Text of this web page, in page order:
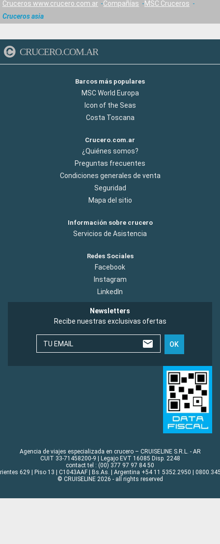
Cruceros www.crucero.com.ar Compañías
MSC Cruceros
Cruceros asia
CRUCERO.COM.AR
Barcos más populares
MSC World Europa
Icon of the Seas
Costa Toscana
Crucero.com.ar
¿Quiénes somos?
Preguntas frecuentes
Condiciones generales de venta
Seguridad
Mapa del sitio
Información sobre crucero
Servicios de Asistencia
Redes Sociales
Facebook
Instagram
LinkedIn
Newsletters
Recibe nuestras exclusivas ofertas
TU EMAIL OK
Agencia de viajes especializada en crucero – CRUISELINE S.R.L. - AR
CUIT 33-71458200-9 | Legajo EVT 16085 Disp. 2248
contact tel : (00) 377 97 97 84 50
629 | Piso 13 | C1043AAF | Bs.As. | Argentina +54 11 5352.2950 |
© CRUISELINE 2026 - all rights reserved